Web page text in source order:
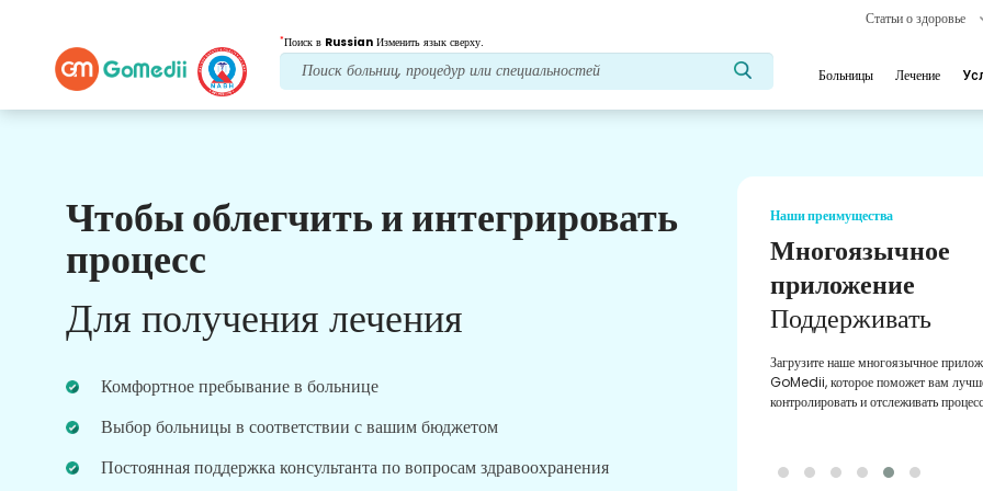
Статьи о здоровье
*Поиск в Russian Изменить язык сверху.
Больницы Лечение
Чтобы облегчить и интегрировать
процесс
Для получения лечения
Комфортное пребывание в больнице
Выбор больницы в соответствии с вашим бюджетом
Постоянная поддержка консультанта по вопросам здравоохранения
Наши преимущества
Онлайн видео
Консультации
Онлайн-консультации с нашими самыми
обслуживания.
Наши преимущества
Многоязычное
приложение
Поддерживать
Загрузите наше многоязычное
GoMedii, которое поможет вам
контролировать и отслеживать